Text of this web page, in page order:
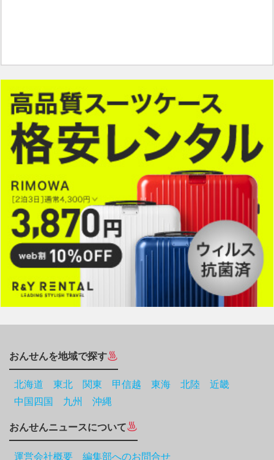
おんせんを地域で探す
北海道 東北 関東 甲信越 東海 北陸
近畿
中国四国
九州 沖縄
おんせんニュースについて
運営会社概要 編集部へのお問合せ